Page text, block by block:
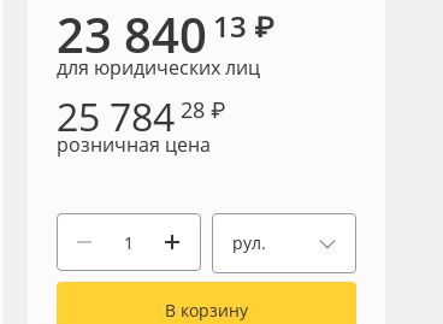
23 840 13 ₽
для юридических лиц
25 784 28 ₽
розничная цена
рул.
В корзину